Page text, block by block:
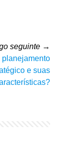
seguinte →
planejamento
e suas